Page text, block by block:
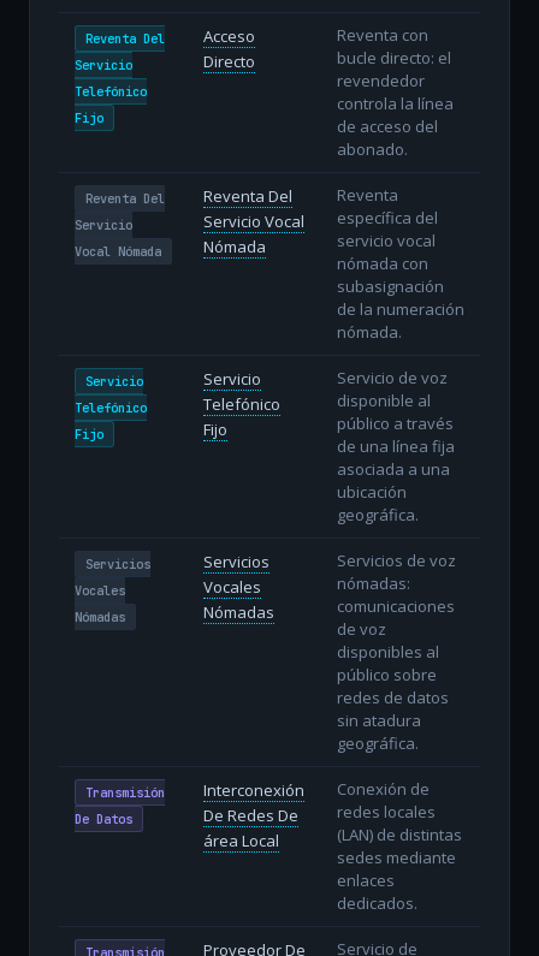
Reventa Del
Servicio
Telefónico
Fijo
Acceso
Directo
Reventa con
bucle directo: el
revendedor
controla la línea
de acceso del
abonado.
Reventa Del
Servicio
Vocal Nómada
Reventa Del
Servicio Vocal
Nómada
Reventa
específica del
servicio vocal
nómada con
subasignación
de la numeración
nómada.
Servicio
Telefónico
Fijo
Servicio
Telefónico
Fijo
Servicio de voz
disponible al
público a través
de una línea fija
asociada a una
ubicación
geográfica.
Servicios
Vocales
Nómadas
Servicios
Vocales
Nómadas
Servicios de voz
nómadas:
comunicaciones
de voz
disponibles al
público sobre
redes de datos
sin atadura
geográfica.
Transmisión
De Datos
Interconexión
De Redes De
área Local
Conexión de
redes locales
(LAN) de distintas
sedes mediante
enlaces
dedicados.
Transmisión Proveedor De Servicio de